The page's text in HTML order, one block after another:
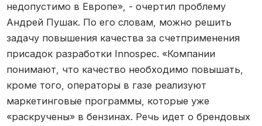
недопустимо в Европе», - очертил проблему
Андрей Пушак. По его словам, можно решить
задачу повышения качества за счетприменения
присадок разработки Innospec. «Компании
понимают, что качество необходимо повышать,
кроме того, операторы в газе реализуют
маркетинговые программы, которые уже
«раскручены» в бензинах. Речь идет о брендовых